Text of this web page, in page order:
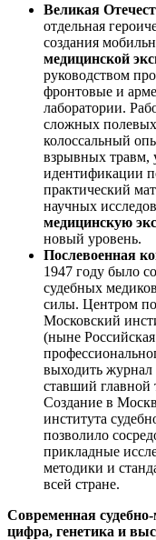
Великая
отдельная
создания
медицинской
руководством
фронтовые и
лаборатории.
сложных полевых
колоссальный
взрывных травм,
идентификации
практический
научных
медицинскую
новый уровень.
Послевоенная
1947 году было
судебных
силы. Центром
Московский
(ныне
выходить журнал
ставший главной
Создание в
института
позволило
прикладные
методики и
всей стране.
Современная
цифра, генетика и